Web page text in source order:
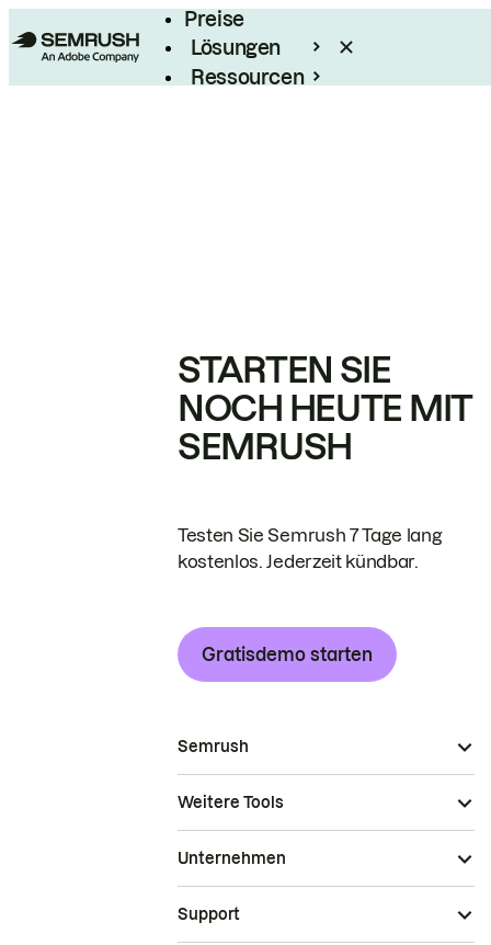
Preise
Lösungen
Ressourcen
STARTEN SIE
NOCH HEUTE MIT
SEMRUSH
Testen Sie Semrush 7 Tage lang
kostenlos. Jederzeit kündbar.
Gratisdemo starten
Semrush
Weitere Tools
Unternehmen
Support